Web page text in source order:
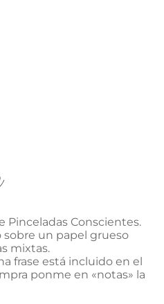
Pinceladas Conscientes.
sobre un papel grueso
mixtas.
frase está incluido en el
ponme en «notas» la